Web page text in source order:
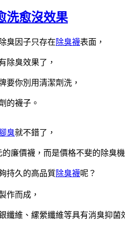
洗愈沒效果
臭因子只存在除臭襪表面，
除臭效果了，
要你別用清潔劑洗，
的襪子。
臭就不錯了，
廉價襪，而是價格不斐的除臭機
持久的高品質除臭襪呢？
作而成，
纖維、縲縈纖維等具有消臭抑菌